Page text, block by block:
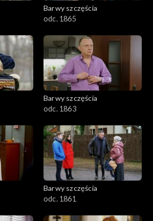
Barwy szczęścia
odc. 1865
Barwy szczęścia
odc. 1863
Barwy szczęścia
odc. 1861